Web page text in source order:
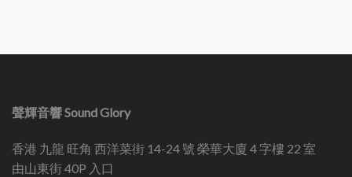
聲輝音響 Sound Glory
香港 九龍 旺角 西洋菜街 14-24 號 榮華大廈 4 字樓 22 室
由山東街 40P 入口